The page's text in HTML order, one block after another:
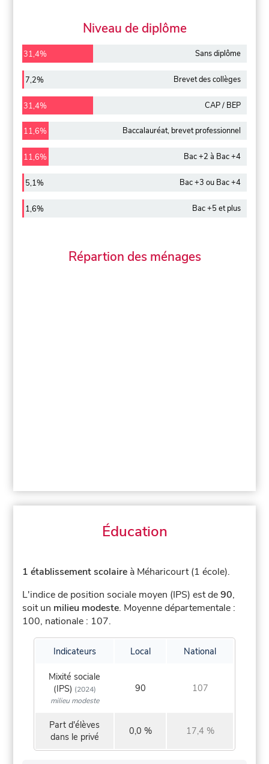
Niveau de diplôme
31,4% Sans diplôme
7,2% Brevet des collèges
31,4% CAP / BEP
11,6% Baccalauréat, brevet professionnel
11,6% Bac +2 à Bac +4
5,1% Bac +3 ou Bac +4
1,6% Bac +5 et plus
Répartion des ménages
Éducation
1 établissement scolaire à Méharicourt (1 école).
L'indice de position sociale moyen (IPS) est de90,
soit un milieu modeste. Moyenne départementale :
100, nationale : 107.
Indicateurs Local National
Mixité sociale
(IPS) (2024)
milieu modeste
90 107
Part d'élèves
dans le privé
0,0 % 17,4 %